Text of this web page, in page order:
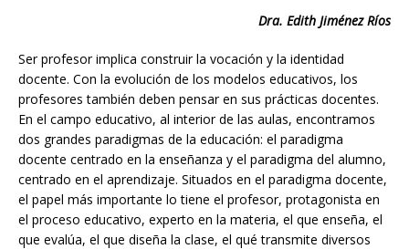
Dra. Edith Jiménez Ríos
Ser profesor implica construir la vocación y la identidad
docente. Con la evolución de los modelos educativos, los
profesores también deben pensar en sus prácticas docentes.
En el campo educativo, al interior de las aulas, encontramos
dos grandes paradigmas de la educación: el paradigma
docente centrado en la enseñanza y el paradigma del alumno,
centrado en el aprendizaje. Situados en el paradigma docente,
el papel más importante lo tiene el profesor, protagonista en
el proceso educativo, experto en la materia, el que enseña, el
que evalúa, el que diseña la clase, el qué transmite diversos